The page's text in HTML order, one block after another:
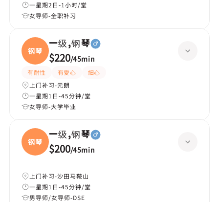
一星期2日-1小时/堂
女导师-全职补习
钢琴
一级,钢琴
$220/45min
有耐性 有愛心
細心
上门补习-元朗
一星期1日-45分钟/堂
女导师-大学毕业
钢琴
一级,钢琴
$200/45min
上门补习-沙田马鞍山
一星期1日-45分钟/堂
男导师/女导师-DSE